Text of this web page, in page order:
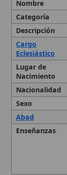
Cargo
Eclesiástico
Lugar de
Nacimiento
Nacionalidad
Sexo
Abad
Enseñanzas
Exilio